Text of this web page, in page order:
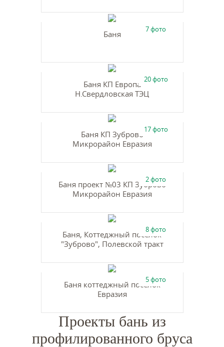
7 фото
Баня
20 фото
Баня КП Европа
Н.Свердловская ТЭЦ
17 фото
Баня КП Зуброво
Микрорайон Евразия
2 фото
Баня проект №03 КП Зуброво
Микрорайон Евразия
8 фото
Баня, Коттеджный посёлок
"Зуброво", Полевской тракт
5 фото
Баня коттеджный посёлок
Евразия
Проекты бань из
профилированного бруса